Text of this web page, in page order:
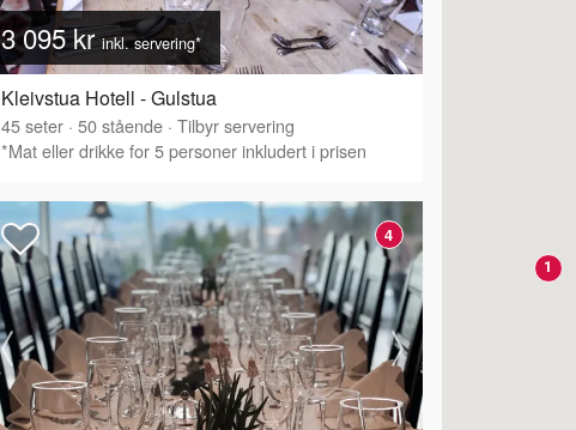
3 095 krinkl. servering*
Kleivstua Hotell - Gulstua
45seter · 50stående · Tilbyr servering
*Mat eller drikke for 5 personer inkludert i prisen
4
1